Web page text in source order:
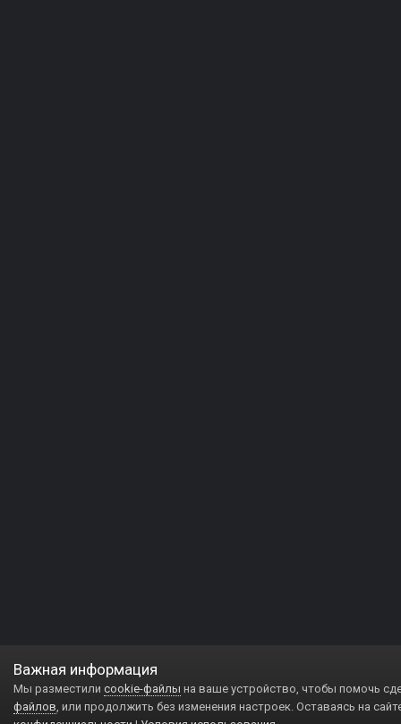
Важная информация
Мы разместили cookie-файлы на ваше устройство, чтобы помочь
файлов, или продолжить без изменения настроек. Оставаясь на